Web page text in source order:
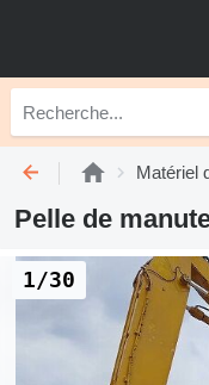
Matériel
Pelle de
1/30